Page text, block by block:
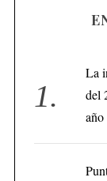
La
del
año